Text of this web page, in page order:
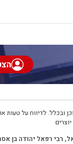
ובכלל. לדיווח על טעות
, רבי רפאל יהודה בן